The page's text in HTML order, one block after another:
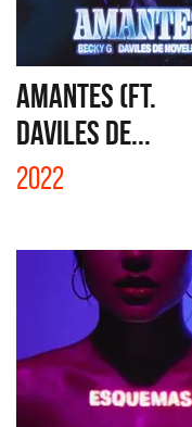
AMANTES (FT.
DAVILES DE...
2022